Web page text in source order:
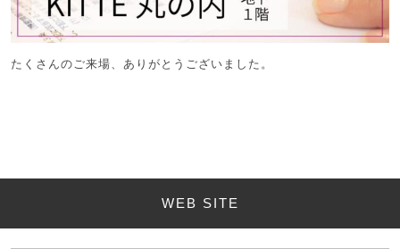
たくさんのご来場、ありがとうございました。
WEB SITE